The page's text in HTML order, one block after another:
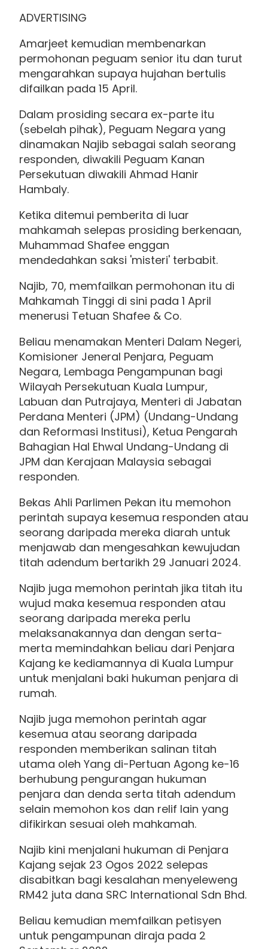
ADVERTISING
Amarjeet kemudian membenarkan
permohonan peguam senior itu dan turut
mengarahkan supaya hujahan bertulis
difailkan pada 15 April.
Dalam prosiding secara ex-parte itu
(sebelah pihak), Peguam Negara yang
dinamakan Najib sebagai salah seorang
responden, diwakili Peguam Kanan
Persekutuan diwakili Ahmad Hanir
Hambaly.
Ketika ditemui pemberita di luar
mahkamah selepas prosiding berkenaan,
Muhammad Shafee enggan
mendedahkan saksi 'misteri' terbabit.
Najib, 70, memfailkan permohonan itu di
Mahkamah Tinggi di sini pada 1 April
menerusi Tetuan Shafee & Co.
Beliau menamakan Menteri Dalam Negeri,
Komisioner Jeneral Penjara, Peguam
Negara, Lembaga Pengampunan bagi
Wilayah Persekutuan Kuala Lumpur,
Labuan dan Putrajaya, Menteri di Jabatan
Perdana Menteri (JPM) (Undang-Undang
dan Reformasi Institusi), Ketua Pengarah
Bahagian Hal Ehwal Undang-Undang di
JPM dan Kerajaan Malaysia sebagai
responden.
Bekas Ahli Parlimen Pekan itu memohon
perintah supaya kesemua responden atau
seorang daripada mereka diarah untuk
menjawab dan mengesahkan kewujudan
titah adendum bertarikh 29 Januari 2024.
Najib juga memohon perintah jika titah itu
wujud maka kesemua responden atau
seorang daripada mereka perlu
melaksanakannya dan dengan serta-
merta memindahkan beliau dari Penjara
Kajang ke kediamannya di Kuala Lumpur
untuk menjalani baki hukuman penjara di
rumah.
Najib juga memohon perintah agar
kesemua atau seorang daripada
responden memberikan salinan titah
utama oleh Yang di-Pertuan Agong ke-16
berhubung pengurangan hukuman
penjara dan denda serta titah adendum
selain memohon kos dan relif lain yang
difikirkan sesuai oleh mahkamah.
Najib kini menjalani hukuman di Penjara
Kajang sejak 23 Ogos 2022 selepas
disabitkan bagi kesalahan menyeleweng
RM42 juta dana SRC International Sdn Bhd.
Beliau kemudian memfailkan petisyen
untuk pengampunan diraja pada 2